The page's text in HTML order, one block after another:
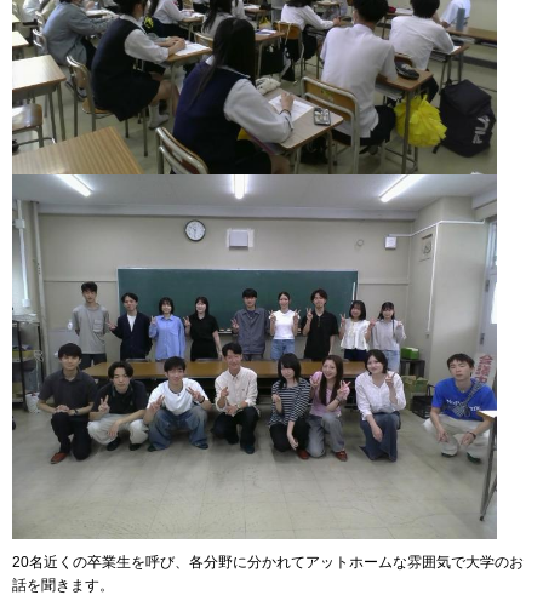
20名近くの卒業生を呼び、各分野に分かれてアットホームな雰囲気で大学のお
話を聞きます。